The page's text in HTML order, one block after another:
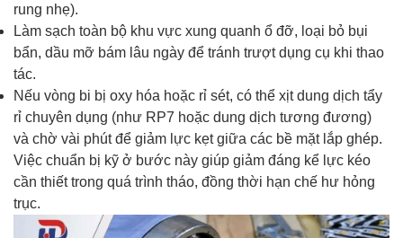
rung nhẹ).
Làm sạch toàn bộ khu vực xung quanh ổ đỡ, loại bỏ bụi
bẩn, dầu mỡ bám lâu ngày để tránh trượt dụng cụ khi thao
tác.
Nếu vòng bi bị oxy hóa hoặc rỉ sét, có thể xịt dung dịch tẩy
rỉ chuyên dụng (như RP7 hoặc dung dịch tương đương)
và chờ vài phút để giảm lực kẹt giữa các bề mặt lắp ghép.
Việc chuẩn bị kỹ ở bước này giúp giảm đáng kể lực kéo
cần thiết trong quá trình tháo, đồng thời hạn chế hư hỏng
trục.